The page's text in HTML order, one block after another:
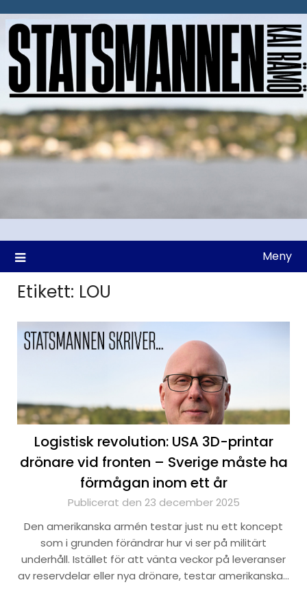
till
Meny
Etikett: LOU
Logistisk revolution: USA 3D-printar
drönare vid fronten – Sverige måste ha
förmågan inom ett år
Publicerat den 23 december 2025
Den amerikanska armén testar just nu ett koncept
som i grunden förändrar hur vi ser på militärt
underhåll. Istället för att vänta veckor på leveranser
av reservdelar eller nya drönare, testar amerikanska…